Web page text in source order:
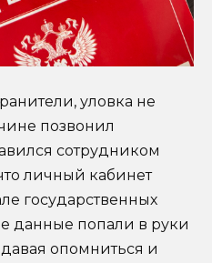
уловка не
позвонил
сотрудником
личный кабинет
государственных
данные попали в руки
опомниться и